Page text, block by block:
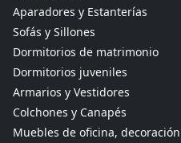
Aparadores y Estanterías
Sofás y Sillones
Dormitorios de matrimonio
Dormitorios juveniles
Armarios y Vestidores
Colchones y Canapés
Muebles de oficina,